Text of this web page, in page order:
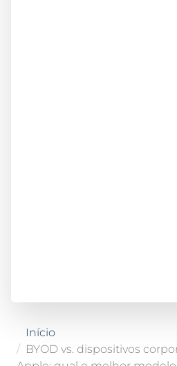
Início
BYOD vs. dispositivos